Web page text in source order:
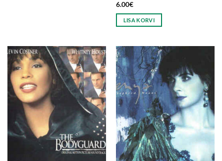
6.00€
LISA KORVI